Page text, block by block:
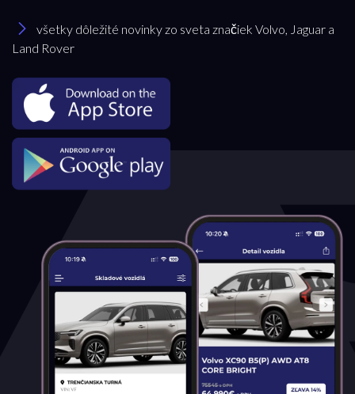
všetky dôležité novinky zo sveta značiek Volvo, Jaguar a
Land Rover